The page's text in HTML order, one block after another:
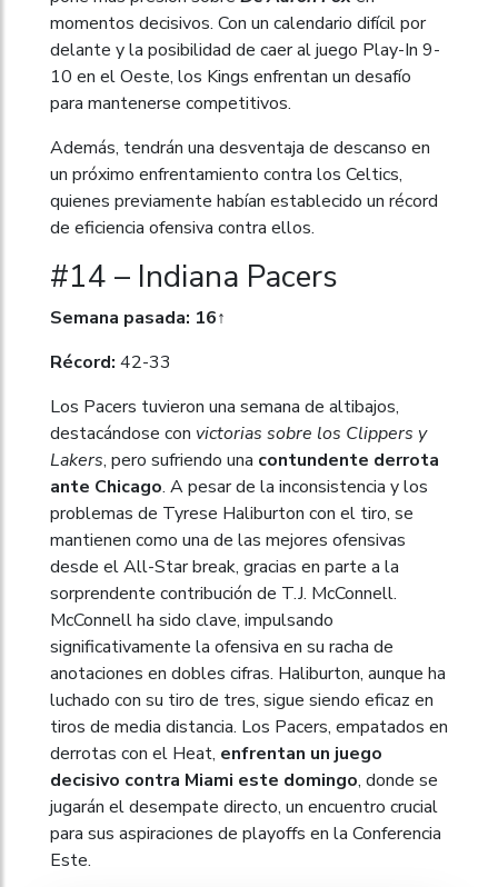
momentos decisivos. Con un calendario difícil por
delante y la posibilidad de caer al juego Play-In 9-
10 en el Oeste, los Kings enfrentan un desafío
para mantenerse competitivos.
Además, tendrán una desventaja de descanso en
un próximo enfrentamiento contra los Celtics,
quienes previamente habían establecido un récord
de eficiencia ofensiva contra ellos.
#14 – Indiana Pacers
Semana pasada: 16↑
Récord: 42-33
Los Pacers tuvieron una semana de altibajos,
destacándose con victorias sobre los Clippers y
Lakers, pero sufriendo una contundente derrota
ante Chicago. A pesar de la inconsistencia y los
problemas de Tyrese Haliburton con el tiro, se
mantienen como una de las mejores ofensivas
desde el All-Star break, gracias en parte a la
sorprendente contribución de T.J. McConnell.
McConnell ha sido clave, impulsando
significativamente la ofensiva en su racha de
anotaciones en dobles cifras. Haliburton, aunque ha
luchado con su tiro de tres, sigue siendo eficaz en
tiros de media distancia. Los Pacers, empatados en
derrotas con el Heat, enfrentan un juego
decisivo contra Miami este domingo, donde se
jugarán el desempate directo, un encuentro crucial
para sus aspiraciones de playoffs en la Conferencia
Este.